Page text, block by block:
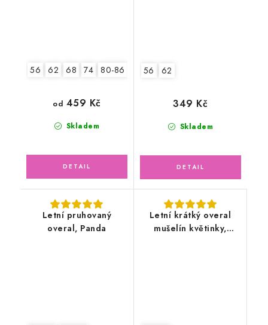
56 62 68 74 80-86 92-98
Skladem
od 459 Kč
56 62
Skladem
349 Kč
Letní pruhovaný
overal, Panda
Letní krátký overal
mušelín květinky,